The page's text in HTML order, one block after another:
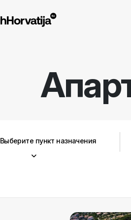
Выберите пункт назначения